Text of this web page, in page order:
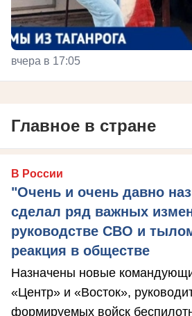
вчера в 17:05
Главное в стране
В России
"Очень и очень давно
сделал ряд важных
руководстве СВО и
реакция в обществе
Назначены новые
«Центр» и «Восток»,
формируемых войск